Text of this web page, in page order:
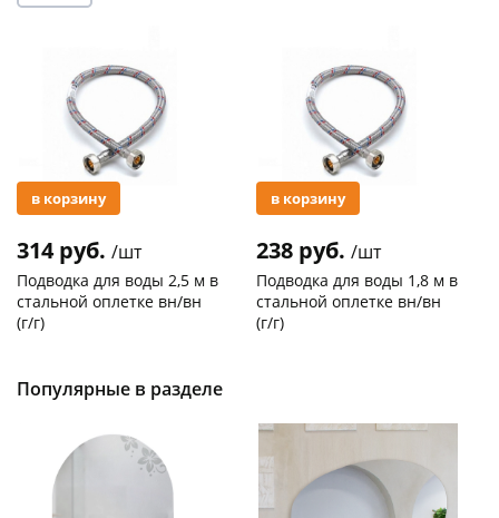
в корзину
314 руб. /шт
Подводка для воды 2,5 м в
стальной оплетке вн/вн
(г/г)
в корзину
238 руб. /шт
Подводка для воды 1,8 м в
стальной оплетке вн/вн
(г/г)
Популярные в разделе
Акция